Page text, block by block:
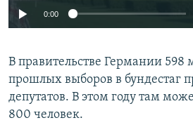
0:00
В правительстве Германии 598
прошлых выборов в бундестаг
депутатов. В этом году там
800 человек.